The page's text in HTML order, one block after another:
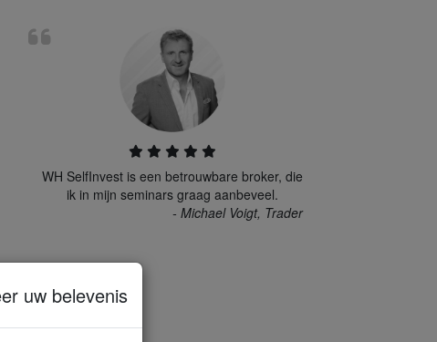
WH SelfInvest is een betrouwbare broker, die
ik in mijn seminars graag aanbeveel.
- Michael Voigt, Trader
uw belevenis